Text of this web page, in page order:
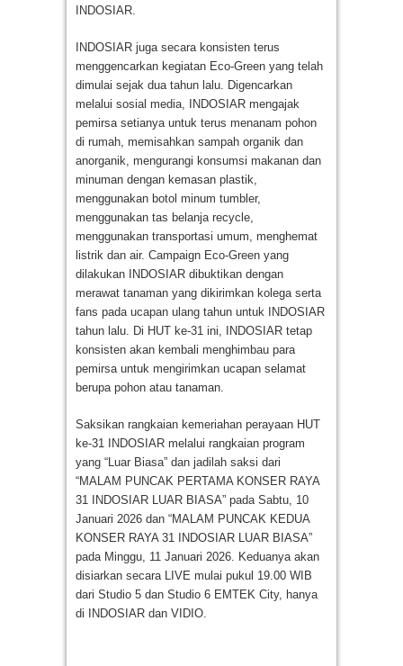
INDOSIAR.
INDOSIAR juga secara konsisten terus
menggencarkan kegiatan Eco-Green yang telah
dimulai sejak dua tahun lalu. Digencarkan
melalui sosial media, INDOSIAR mengajak
pemirsa setianya untuk terus menanam pohon
di rumah, memisahkan sampah organik dan
anorganik, mengurangi konsumsi makanan dan
minuman dengan kemasan plastik,
menggunakan botol minum tumbler,
menggunakan tas belanja recycle,
menggunakan transportasi umum, menghemat
listrik dan air. Campaign Eco-Green yang
dilakukan INDOSIAR dibuktikan dengan
merawat tanaman yang dikirimkan kolega serta
fans pada ucapan ulang tahun untuk INDOSIAR
tahun lalu. Di HUT ke-31 ini, INDOSIAR tetap
konsisten akan kembali menghimbau para
pemirsa untuk mengirimkan ucapan selamat
berupa pohon atau tanaman.
Saksikan rangkaian kemeriahan perayaan HUT
ke-31 INDOSIAR melalui rangkaian program
yang “Luar Biasa” dan jadilah saksi dari
“MALAM PUNCAK PERTAMA KONSER RAYA
31 INDOSIAR LUAR BIASA” pada Sabtu, 10
Januari 2026 dan “MALAM PUNCAK KEDUA
KONSER RAYA 31 INDOSIAR LUAR BIASA”
pada Minggu, 11 Januari 2026. Keduanya akan
disiarkan secara LIVE mulai pukul 19.00 WIB
dari Studio 5 dan Studio 6 EMTEK City, hanya
di INDOSIAR dan VIDIO.